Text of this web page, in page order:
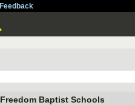
Feedback
Freedom Baptist Schools